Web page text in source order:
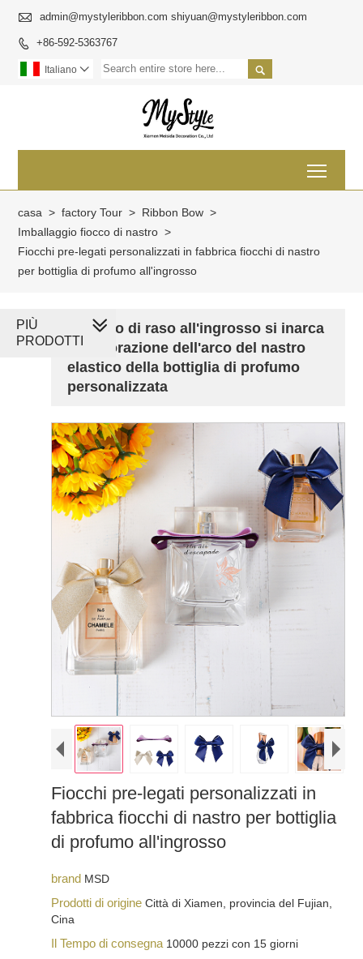
 admin@mystyleribbon.com shiyuan@mystyleribbon.com
 +86-592-5363767

Italiano 
casa > factory Tour > Ribbon Bow >
Imballaggio fiocco di nastro >
Fiocchi pre-legati personalizzati in fabbrica fiocchi di nastro
per bottiglia di profumo all'ingrosso
Il nastro di raso all'ingrosso si inarca
la decorazione dell'arco del nastro
elastico della bottiglia di profumo
personalizzata
Fiocchi pre-legati personalizzati in
fabbrica fiocchi di nastro per bottiglia
di profumo all'ingrosso
brand MSD
Prodotti di origine Città di Xiamen, provincia del Fujian,
Cina
Il Tempo di consegna 10000 pezzi con 15 giorni
PIÙ
PRODOTTI